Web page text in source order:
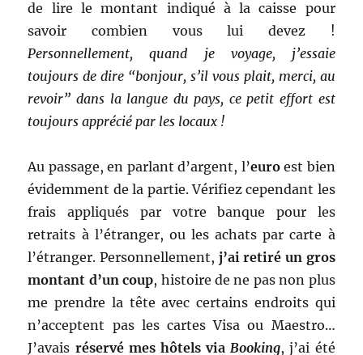
de lire le montant indiqué à la caisse pour
savoir combien vous lui devez !
Personnellement, quand je voyage, j’essaie
toujours de dire “bonjour, s’il vous plait, merci, au
revoir” dans la langue du pays, ce petit effort est
toujours apprécié par les locaux !
Au passage, en parlant d’argent, l’euroest bien
évidemment de la partie. Vérifiez cependant les
frais appliqués par votre banque pour les
retraits à l’étranger, ou les achats par carte à
l’étranger. Personnellement, j’ai retiré un gros
montant d’un coup, histoire de ne pas non plus
me prendre la tête avec certains endroits qui
n’acceptent pas les cartes Visa ou Maestro…
J’avais réservé mes hôtels via Booking, j’ai été